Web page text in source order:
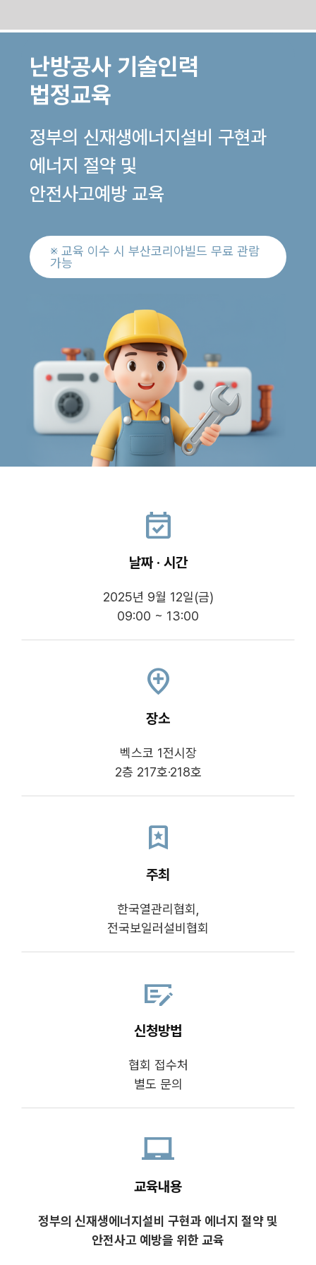
Skip
content난방공사 기술인력
법정교육
정부의 신재생에너지설비 구현과
에너지 절약 및
안전사고예방 교육
※ 교육 이수 시 부산코리아빌드 무료 관람
가능
event_available
날짜 · 시간
2025년 9월 12일(금)
09:00 ~ 13:00
add_location
장소
벡스코 1전시장
2층 217호·218호
bookmark_star
주최
한국열관리협회,
전국보일러설비협회
checkbook
신청방법
협회 접수처
별도 문의
laptop_chromebook
교육내용
정부의 신재생에너지설비 구현과 에너지 절약 및
안전사고 예방을 위한 교육